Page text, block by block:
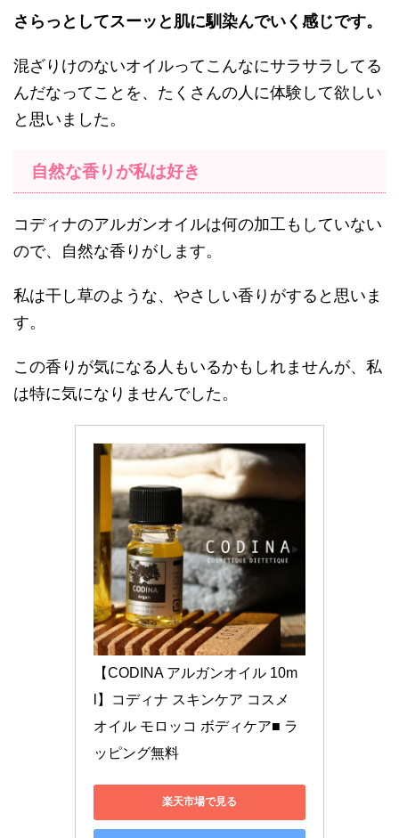
さらっとしてスーッと肌に馴染んでいく感じです。
混ざりけのないオイルってこんなにサラサラしてる
んだなってことを、たくさんの人に体験して欲しい
と思いました。
自然な香りが私は好き
コディナのアルガンオイルは何の加工もしていない
ので、自然な香りがします。
私は干し草のような、やさしい香りがすると思いま
す。
この香りが気になる人もいるかもしれませんが、私
は特に気になりませんでした。
【CODINA アルガンオイル 10m
l】コディナ スキンケア コスメ
オイル モロッコ ボディケア■ ラ
ッピング無料
楽天市場で見る